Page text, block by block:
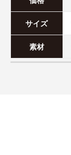
サイズ
素材